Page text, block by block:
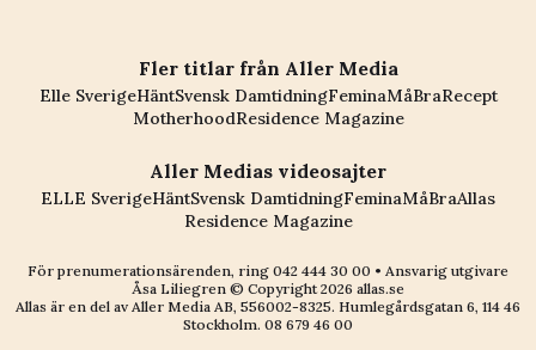
Fler titlar från Aller Media
Elle SverigeHäntSvensk DamtidningFeminaMåBraRecept
MotherhoodResidence Magazine
Aller Medias videosajter
ELLE SverigeHäntSvensk DamtidningFeminaMåBraAllas
Residence Magazine
För prenumerationsärenden, ring 042 444 30 00 • Ansvarig utgivare
Åsa Liliegren © Copyright2026 allas.se
Allas är en del av Aller Media AB, 556002-8325. Humlegårdsgatan 6, 114 46
Stockholm. 08 679 46 00